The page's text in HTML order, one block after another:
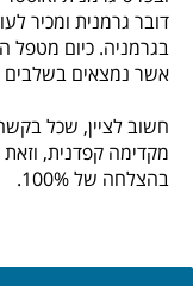
דובר גרמנית ומכיר
אשר נמצאים בשלבים
חשוב לציין, שכל
מקדימה קפדנית,
בהצלחה של 100%.